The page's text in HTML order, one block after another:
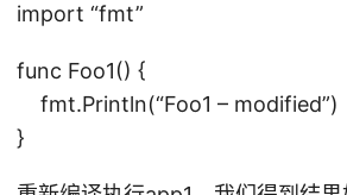
import “fmt”
func Foo1() {
fmt.Println(“Foo1 – modified”)
}